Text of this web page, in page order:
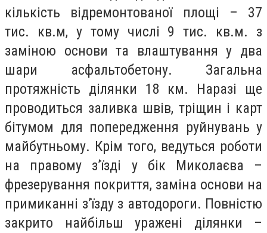
кількість відремонтованої площі – 37
тис. кв.м, у тому числі 9 тис. кв.м. з
заміною основи та влаштування у два
шари асфальтобетону. Загальна
протяжність ділянки 18 км. Наразі ще
проводиться заливка швів, тріщин і карт
бітумом для попередження руйнувань у
майбутньому. Крім того, ведуться роботи
на правому з’їзді у бік Миколаєва –
фрезерування покриття, заміна основи на
примиканні з’їзду з автодороги. Повністю
закрито найбільш уражені ділянки –